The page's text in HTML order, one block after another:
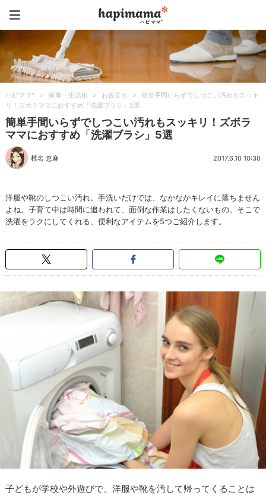
ハピママ* > 家事・生活術 > お役立ち >
簡単手間いらずでしつこい汚れもスッキ
リ！ズボラママにおすすめ「洗濯ブラシ」5選
簡単手間いらずでしつこい汚れもスッキリ！ズボラ
ママにおすすめ「洗濯ブラシ」5選
椎名 恵麻 2017.6.10 10:30
洋服や靴のしつこい汚れ。手洗いだけでは、なかなかキレイに落ちません
よね。子育て中は時間に追われて、面倒な作業はしたくないもの。そこで
洗濯をラクにしてくれる、便利なアイテムを5つご紹介します。
子どもが学校や外遊びで、洋服や靴を汚して帰ってくることは